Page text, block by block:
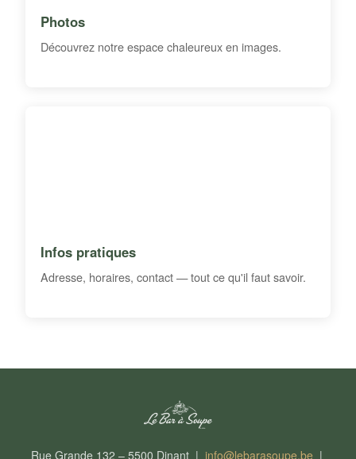
Photos
Découvrez notre espace chaleureux en images.
Infos pratiques
Adresse, horaires, contact — tout ce qu'il faut savoir.
Rue Grande 132 – 5500 Dinant | info@lebarasoupe.be|